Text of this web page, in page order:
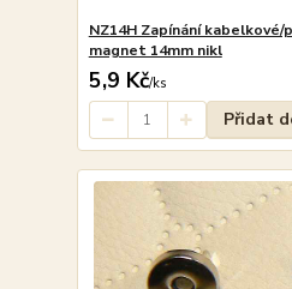
NZ14H Zapínání
magnet 14mm nikl
5,9 Kč/ks
Přidat